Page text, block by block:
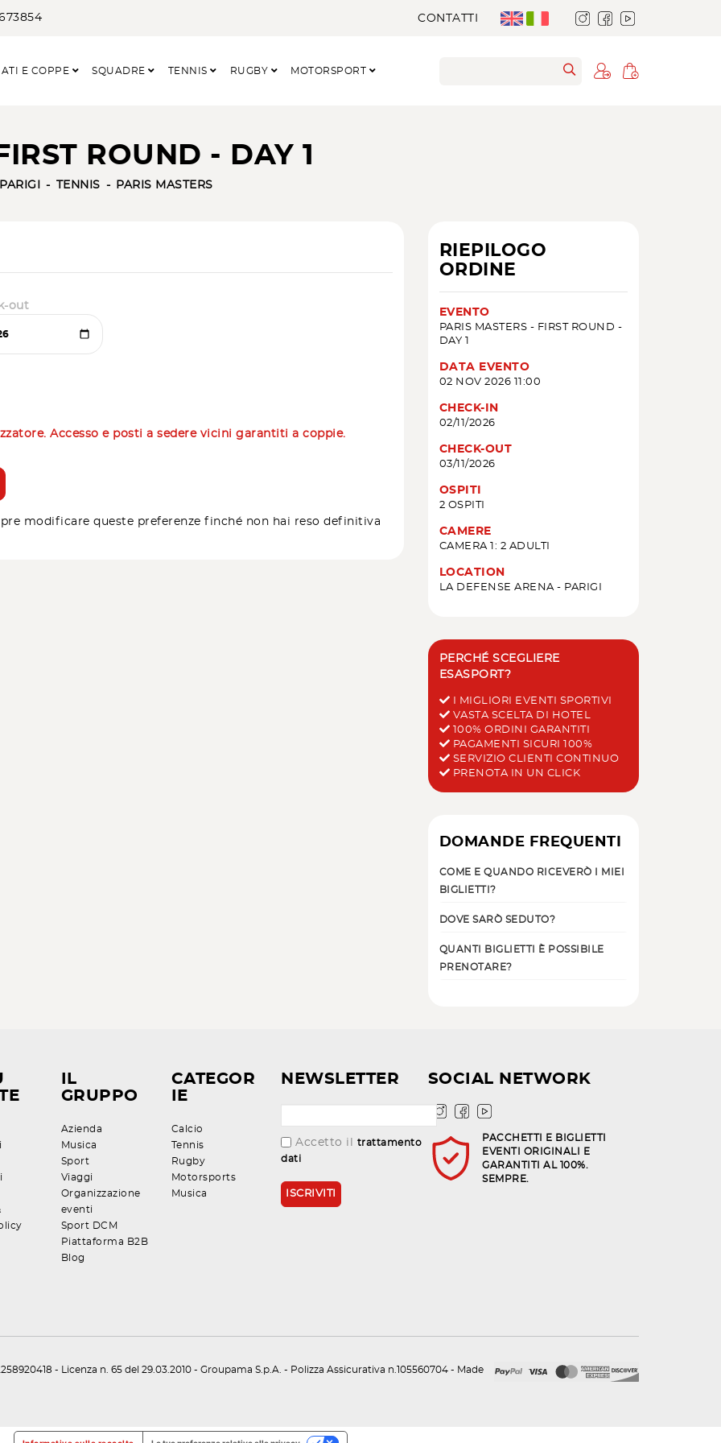
CONTATTI
E COPPE SQUADRE TENNIS RUGBY MOTORSPORT
ROUND - DAY 1
PARIGI TENNIS PARIS MASTERS
out
Accesso e posti a sedere vicini garantiti a coppie.
modificare queste preferenze finché non hai reso definitiva
RIEPILOGO
ORDINE
EVENTO
PARIS MASTERS - FIRST ROUND -
DAY 1
DATA EVENTO
02 NOV 2026 11:00
CHECK-IN
02/11/2026
CHECK-OUT
03/11/2026
OSPITI
2 OSPITI
CAMERE
CAMERA 1: 2 ADULTI
LOCATION
LA DEFENSE ARENA - PARIGI
PERCHÉ SCEGLIERE
ESASPORT?
I MIGLIORI EVENTI SPORTIVI
VASTA SCELTA DI HOTEL
100% ORDINI GARANTITI
PAGAMENTI SICURI 100%
SERVIZIO CLIENTI CONTINUO
PRENOTA IN UN CLICK
DOMANDE FREQUENTI
COME E QUANDO RICEVERÒ I MIEI
BIGLIETTI?
DOVE SARÒ SEDUTO?
QUANTI BIGLIETTI È POSSIBILE
PRENOTARE?
IL
GRUPPO
Azienda
Musica
Sport
Viaggi
Organizzazione
eventi
Sport DCM
Piattaforma B2B
Blog
CATEGOR
IE
Calcio
Tennis
Rugby
Motorsports
Musica
NEWSLETTER
Accetto il trattamento
dati
SOCIAL NETWORK
PACCHETTI E BIGLIETTI
EVENTI ORIGINALI E
GARANTITI AL 100%.
SEMPRE.
- Licenza n. 65 del 29.03.2010 - Groupama S.p.A. - Polizza Assicurativa n.105560704 - Made